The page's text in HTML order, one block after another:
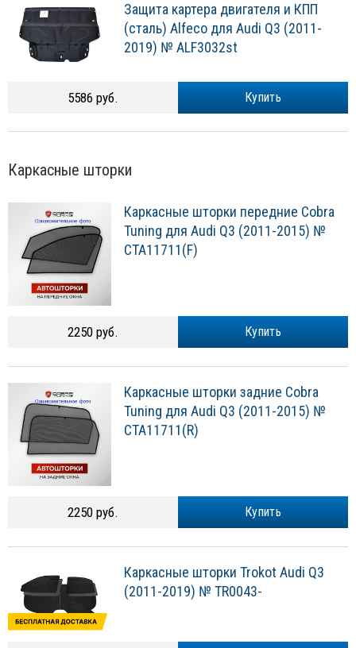
Защита картера двигателя и КПП
(сталь) Alfeco для Audi Q3 (2011-
2019) № ALF3032st
Купить
5586 руб.
Каркасные шторки
Каркасные шторки передние Cobra
Tuning для Audi Q3 (2011-2015) №
CTA11711(F)
Купить
2250 руб.
Каркасные шторки задние Cobra
Tuning для Audi Q3 (2011-2015) №
CTA11711(R)
Купить
2250 руб.
Каркасные шторки Trokot Audi Q3
(2011-2019) № TR0043-